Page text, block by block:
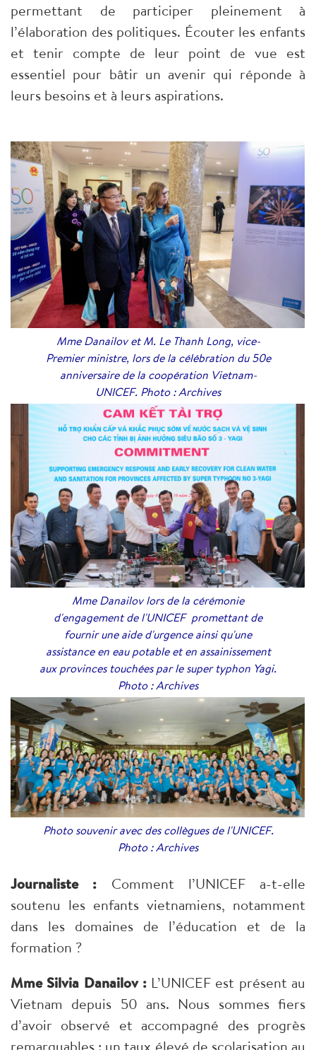
permettant de participer pleinement à
l’élaboration des politiques. Écouter les enfants
et tenir compte de leur point de vue est
essentiel pour bâtir un avenir qui réponde à
leurs besoins et à leurs aspirations.
Mme Danailov et M. Le Thanh Long, vice-
Premier ministre, lors de la célébration du 50e
anniversaire de la coopération Vietnam-
UNICEF. Photo : Archives
Mme Danailov lors de la cérémonie
d'engagement de l'UNICEF promettant de
fournir une aide d'urgence ainsi qu'une
assistance en eau potable et en assainissement
aux provinces touchées par le super typhon Yagi.
Photo : Archives
Photo souvenir avec des collègues de l'UNICEF.
Photo : Archives
Journaliste : Comment l’UNICEF a-t-elle
soutenu les enfants vietnamiens, notamment
dans les domaines de l’éducation et de la
formation ?
Mme Silvia Danailov :L’UNICEF est présent au
Vietnam depuis 50 ans. Nous sommes fiers
d’avoir observé et accompagné des progrès